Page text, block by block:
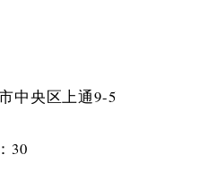
中央区上通9-5
30